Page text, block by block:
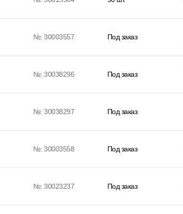
№: 30003557 Под заказ
№: 30038296 Под заказ
№: 30038297 Под заказ
№: 30003558 Под заказ
№: 30023237 Под заказ